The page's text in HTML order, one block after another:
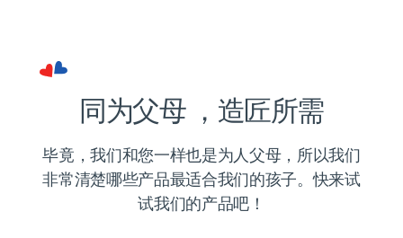
同为父母 ，造匠所需
毕竟，我们和您一样也是为人父母，所以我们
非常清楚哪些产品最适合我们的孩子。快来试
试我们的产品吧！